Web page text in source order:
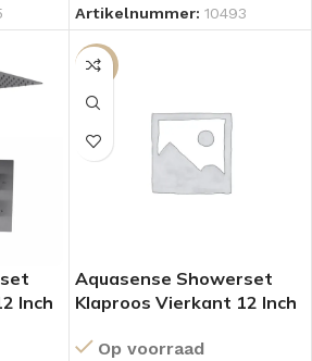
Artikelnummer: 10493
Inch
SALE
Aquasense Showerset
Klaproos Vierkant 12 Inch
Op voorraad